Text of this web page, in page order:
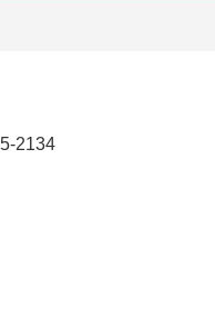
2134